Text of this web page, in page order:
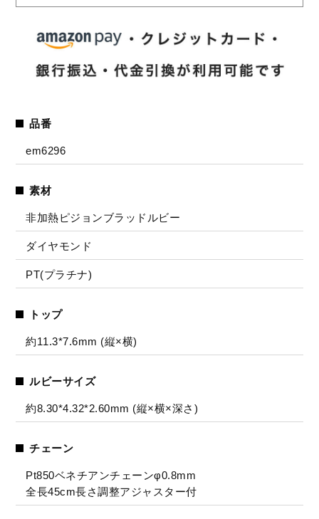
品番
em6296
素材
非加熱ピジョンブラッドルビー
ダイヤモンド
PT(プラチナ)
トップ
約11.3*7.6mm (縦×横)
ルビーサイズ
約8.30*4.32*2.60mm (縦×横×深さ)
チェーン
Pt850ベネチアンチェーンφ0.8mm
全長45cm長さ調整アジャスター付